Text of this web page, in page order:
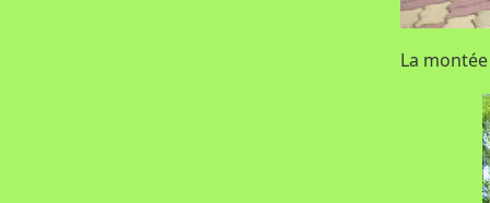
La